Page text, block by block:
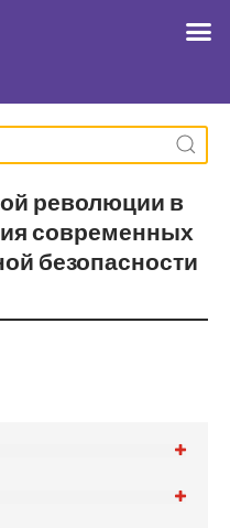
революции в
современных
безопасности